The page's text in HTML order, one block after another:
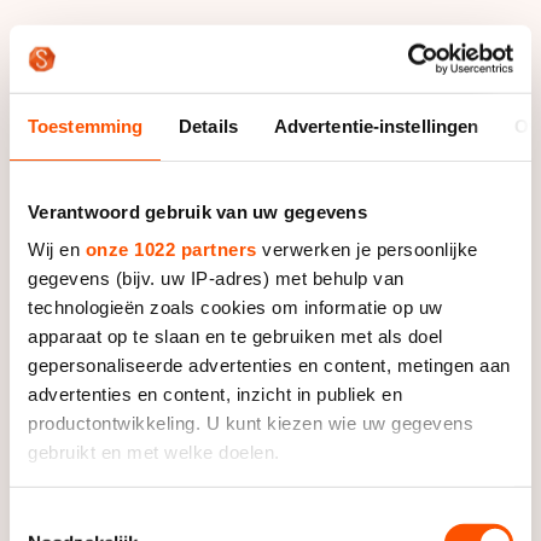
Toestemming Details Advertentie-instellingen
Verantwoord gebruik van uw gegevens
Wij en onze 1022 partners verwerken je persoonlijke
gegevens (bijv. uw IP-adres) met behulp van
technologieën zoals cookies om informatie op uw
apparaat op te slaan en te gebruiken met als doel
gepersonaliseerde advertenties en content, metingen aan
advertenties en content, inzicht in publiek en
productontwikkeling. U kunt kiezen wie uw gegevens
gebruikt en met welke doelen.
Het IOC staat het selecteren van een extra man of
vrouw niet toe, zo blijkt uit de kwalificatie-eisen die de
Directeur sport van de KNSB Arie Koops sprak
vrijdagmiddag tijdens een perslunch in Thialf nog
expliciet de hoop uit dat het IOC reserverijders toe
zou staan.
Sommige landen zouden volgens Koops wel en
sommige landen zouden geen gebruik maken van de
mogelijkheid. Kleinere schaatslanden hebben vaak al
moeite om drie rijders te vinden.